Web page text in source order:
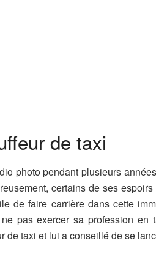
de taxi
photo pendant plusieurs
certains de ses
de faire carrière dans cette
pas exercer sa profession en
taxi et lui a conseillé de se